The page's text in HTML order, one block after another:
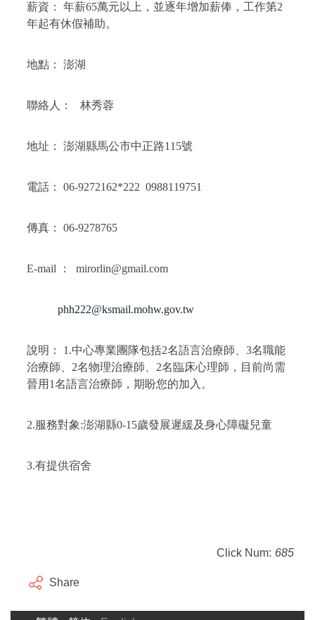
薪資： 年薪65萬元以上，並逐年增加薪俸，工作第2
年起有休假補助。
地點： 澎湖
聯絡人： 林秀蓉
地址： 澎湖縣馬公市中正路115號
電話： 06-9272162*222 0988119751
傳真： 06-9278765
E-mail ： mirorlin@gmail.com
phh222@ksmail.mohw.gov.tw
說明： 1.中心專業團隊包括2名語言治療師、 3名職能
治療師、 2名物理治療師、 2名臨床心理師，目前尚需
晉用 1名語言治療師，期盼您的加入。
2.服務對象:澎湖縣0-15歲發展遲緩及身心障礙兒童
3.有提供宿舍
Click Num: 685
Share